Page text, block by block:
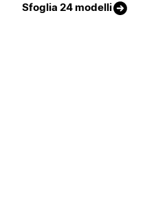
Sfoglia 24 modelli